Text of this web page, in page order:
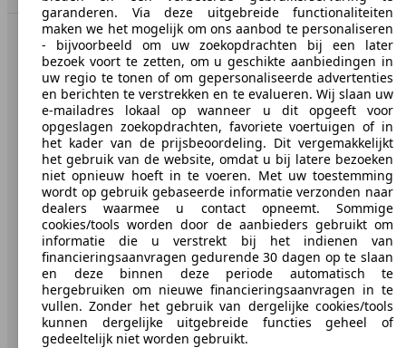
AutoScout24: de grootste online automarkt in Europa.
AutoScout24
Over AutoScout24
Pers
Disclaimer
Wettelijke rechten
Privacy
Media
Toegankelijkheidsverklaring
garanderen. Via deze uitgebreide functionaliteiten
maken we het mogelijk om ons aanbod te personaliseren
- bijvoorbeeld om uw zoekopdrachten bij een later
bezoek voort te zetten, om u geschikte aanbiedingen in
uw regio te tonen of om gepersonaliseerde advertenties
en berichten te verstrekken en te evalueren. Wij slaan uw
e-mailadres lokaal op wanneer u dit opgeeft voor
opgeslagen zoekopdrachten, favoriete voertuigen of in
het kader van de prijsbeoordeling. Dit vergemakkelijkt
het gebruik van de website, omdat u bij latere bezoeken
niet opnieuw hoeft in te voeren. Met uw toestemming
wordt op gebruik gebaseerde informatie verzonden naar
dealers waarmee u contact opneemt. Sommige
cookies/tools worden door de aanbieders gebruikt om
informatie die u verstrekt bij het indienen van
financieringsaanvragen gedurende 30 dagen op te slaan
en deze binnen deze periode automatisch te
hergebruiken om nieuwe financieringsaanvragen in te
vullen. Zonder het gebruik van dergelijke cookies/tools
kunnen dergelijke uitgebreide functies geheel of
gedeeltelijk niet worden gebruikt.